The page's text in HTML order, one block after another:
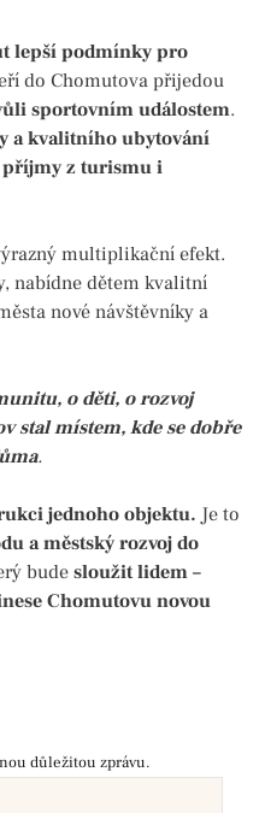
lepší podmínky pro
do Chomutova přijedou
sportovním událostem.
a kvalitního ubytování
příjmy z turismu i
multiplikační efekt.
nabídne dětem kvalitní
nové návštěvníky a
o děti, o rozvoj
stal místem, kde se dobře
.
jednoho objektu. Je to
a městský rozvoj do
bude sloužit lidem –
Chomutovu novou
důležitou zprávu.